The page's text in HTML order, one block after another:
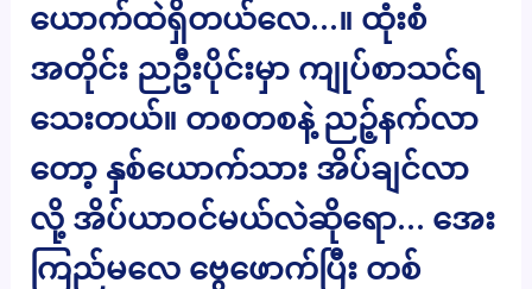
ယောက်ထဲရှိတယ်လေ…။ ထုံးစံ
အတိုင်း ညဦးပိုင်းမှာ ကျုပ်စာသင်ရ
သေးတယ်။ တစတစနဲ့ ညဉ့်နက်လာ
တော့ နှစ်ယောက်သား အိပ်ချင်လာ
လို့ အိပ်ယာဝင်မယ်လဲဆိုရော… အေး
ကြည်မလေ ဗွေဖောက်ပြီး တစ်